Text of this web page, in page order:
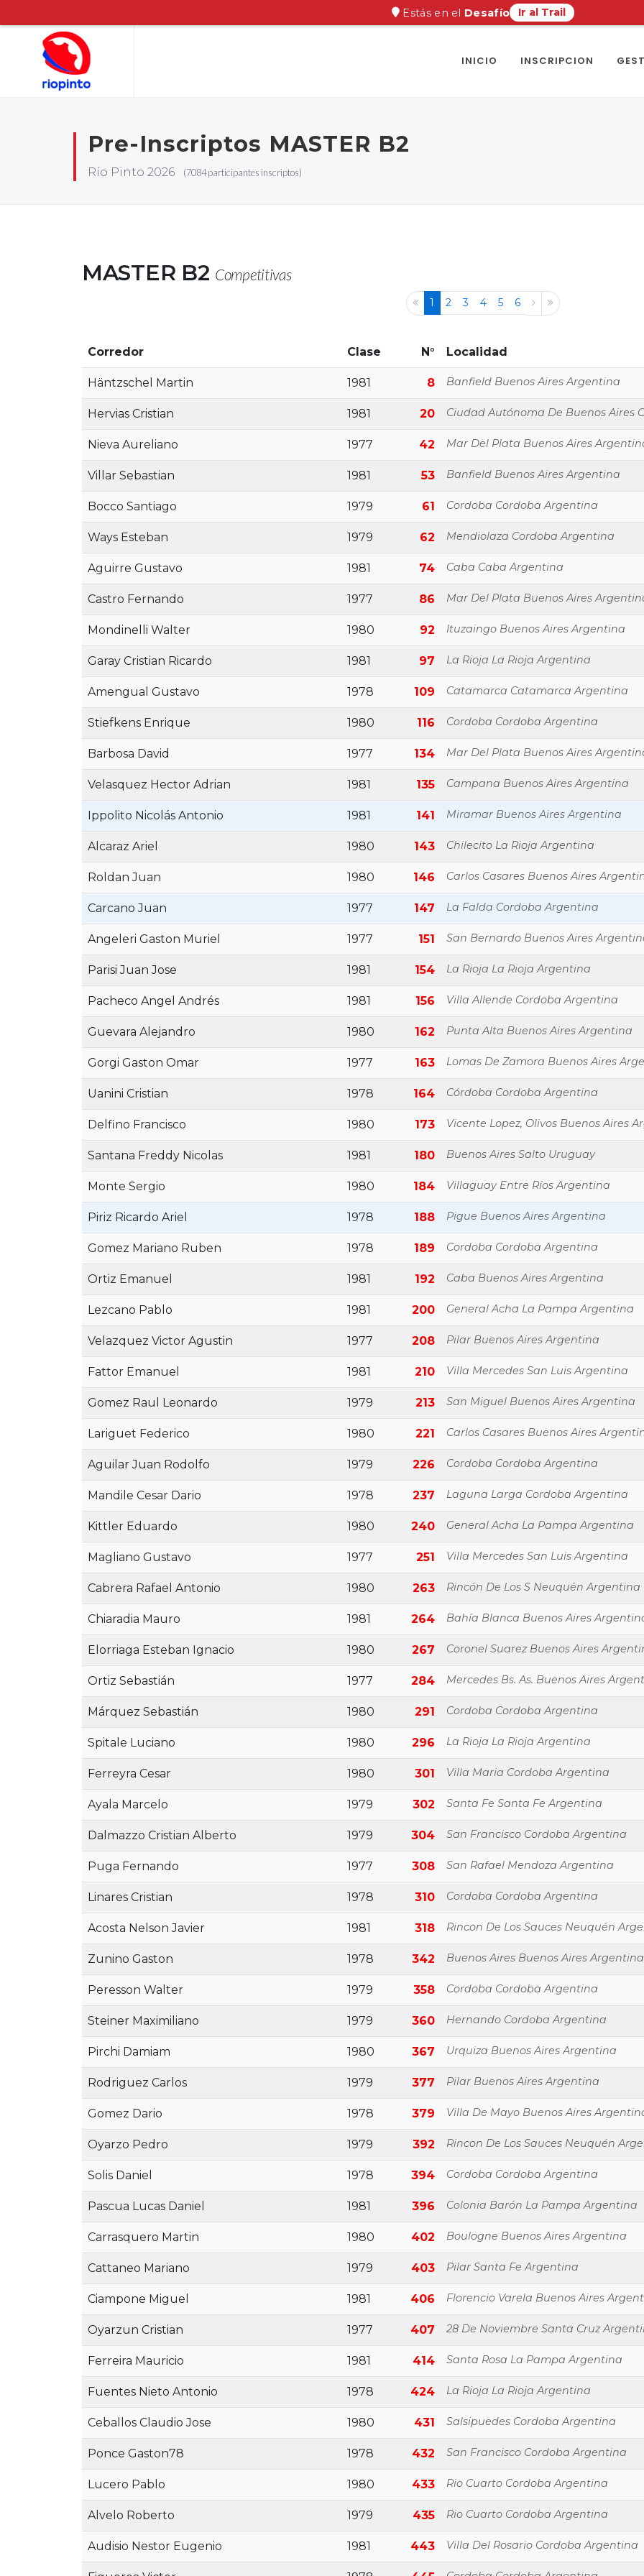
Estás en el Desafío Ir al Trail
INICIO INSCRIPCION
Pre-Inscriptos MASTER B2
Río Pinto 2026 (7084 participantes inscriptos)
MASTER B2 Competitivas
1 2 3 4 5 6
Corredor Clase N° Localidad
Häntzschel Martin 1981 8 Banfield Buenos Aires Argentina
Hervias Cristian 1981 20 Ciudad Autónoma De Buenos Aires
Nieva Aureliano 1977 42 Mar Del Plata Buenos Aires
Villar Sebastian 1981 53 Banfield Buenos Aires Argentina
Bocco Santiago 1979 61 Cordoba Cordoba Argentina
Ways Esteban 1979 62 Mendiolaza Cordoba Argentina
Aguirre Gustavo 1981 74 Caba Caba Argentina
Castro Fernando 1977 86 Mar Del Plata Buenos Aires
Mondinelli Walter 1980 92 Ituzaingo Buenos Aires Argentina
Garay Cristian Ricardo 1981 97 La Rioja La Rioja Argentina
Amengual Gustavo 1978 109 Catamarca Catamarca Argentina
Stiefkens Enrique 1980 116 Cordoba Cordoba Argentina
Barbosa David 1977 134 Mar Del Plata Buenos Aires
Velasquez Hector Adrian 1981 135 Campana Buenos Aires Argentina
Ippolito Nicolás Antonio 1981 141 Miramar Buenos Aires Argentina
Alcaraz Ariel 1980 143 Chilecito La Rioja Argentina
Roldan Juan 1980 146 Carlos Casares Buenos Aires
Carcano Juan 1977 147 La Falda Cordoba Argentina
Angeleri Gaston Muriel 1977 151 San Bernardo Buenos Aires
Parisi Juan Jose 1981 154 La Rioja La Rioja Argentina
Pacheco Angel Andrés 1981 156 Villa Allende Cordoba Argentina
Guevara Alejandro 1980 162 Punta Alta Buenos Aires Argentina
Gorgi Gaston Omar 1977 163 Lomas De Zamora Buenos Aires
Uanini Cristian 1978 164 Córdoba Cordoba Argentina
Delfino Francisco 1980 173 Vicente Lopez, Olivos Buenos Aires
Santana Freddy Nicolas 1981 180 Buenos Aires Salto Uruguay
Monte Sergio 1980 184 Villaguay Entre Ríos Argentina
Piriz Ricardo Ariel 1978 188 Pigue Buenos Aires Argentina
Gomez Mariano Ruben 1978 189 Cordoba Cordoba Argentina
Ortiz Emanuel 1981 192 Caba Buenos Aires Argentina
Lezcano Pablo 1981 200 General Acha La Pampa Argentina
Velazquez Victor Agustin 1977 208 Pilar Buenos Aires Argentina
Fattor Emanuel 1981 210 Villa Mercedes San Luis Argentina
Gomez Raul Leonardo 1979 213 San Miguel Buenos Aires Argentina
Lariguet Federico 1980 221 Carlos Casares Buenos Aires
Aguilar Juan Rodolfo 1979 226 Cordoba Cordoba Argentina
Mandile Cesar Dario 1978 237 Laguna Larga Cordoba Argentina
Kittler Eduardo 1980 240 General Acha La Pampa Argentina
Magliano Gustavo 1977 251 Villa Mercedes San Luis Argentina
Cabrera Rafael Antonio 1980 263 Rincón De Los S Neuquén Argentina
Chiaradia Mauro 1981 264 Bahía Blanca Buenos Aires
Elorriaga Esteban Ignacio 1980 267 Coronel Suarez Buenos Aires
Ortiz Sebastián 1977 284 Mercedes Bs. As. Buenos Aires
Márquez Sebastián 1980 291 Cordoba Cordoba Argentina
Spitale Luciano 1980 296 La Rioja La Rioja Argentina
Ferreyra Cesar 1980 301 Villa Maria Cordoba Argentina
Ayala Marcelo 1979 302 Santa Fe Santa Fe Argentina
Dalmazzo Cristian Alberto 1979 304 San Francisco Cordoba Argentina
Puga Fernando 1977 308 San Rafael Mendoza Argentina
Linares Cristian 1978 310 Cordoba Cordoba Argentina
Acosta Nelson Javier 1981 318 Rincon De Los Sauces Neuquén
Zunino Gaston 1978 342 Buenos Aires Buenos Aires Argentina
Peresson Walter 1979 358 Cordoba Cordoba Argentina
Steiner Maximiliano 1979 360 Hernando Cordoba Argentina
Pirchi Damiam 1980 367 Urquiza Buenos Aires Argentina
Rodriguez Carlos 1979 377 Pilar Buenos Aires Argentina
Gomez Dario 1978 379 Villa De Mayo Buenos Aires
Oyarzo Pedro 1979 392 Rincon De Los Sauces Neuquén
Solis Daniel 1978 394 Cordoba Cordoba Argentina
Pascua Lucas Daniel 1981 396 Colonia Barón La Pampa Argentina
Carrasquero Martin 1980 402 Boulogne Buenos Aires Argentina
Cattaneo Mariano 1979 403 Pilar Santa Fe Argentina
Ciampone Miguel 1981 406 Florencio Varela Buenos Aires
Oyarzun Cristian 1977 407 28 De Noviembre Santa Cruz
Ferreira Mauricio 1981 414 Santa Rosa La Pampa Argentina
Fuentes Nieto Antonio 1978 424 La Rioja La Rioja Argentina
Ceballos Claudio Jose 1980 431 Salsipuedes Cordoba Argentina
Ponce Gaston78 1978 432 San Francisco Cordoba Argentina
Lucero Pablo 1980 433 Rio Cuarto Cordoba Argentina
Alvelo Roberto 1979 435 Rio Cuarto Cordoba Argentina
Audisio Nestor Eugenio 1981 443 Villa Del Rosario Cordoba Argentina